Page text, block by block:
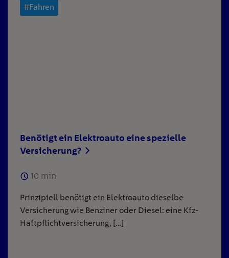
#Fahren
Benötigt ein Elektroauto eine spezielle
Versicherung?
10 min
Prinzipiell benötigt ein Elektroauto dieselbe
Versicherung wie Benziner oder Diesel: eine Kfz-
Haftpflichtversicherung, […]